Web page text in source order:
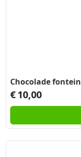
Chocolade fontein
€10,00